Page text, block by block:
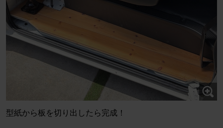
型紙から板を切り出したら完成！